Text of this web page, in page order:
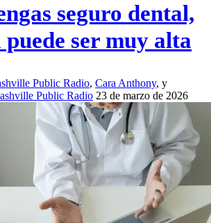
seguro dental,
ser muy alta
Public Radio, Cara Anthony, y
Public Radio 23 de marzo de 2026